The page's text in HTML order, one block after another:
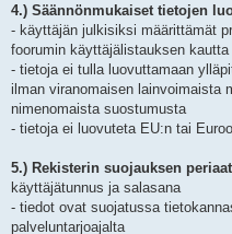
4.) Säännönmukaiset tietojen
- käyttäjän julkisiksi määrittämät
foorumin käyttäjälistauksen kautta
- tietoja ei tulla luovuttamaan
ilman viranomaisen lainvoimaista
nimenomaista suostumusta
- tietoja ei luovuteta EU:n tai
5.) Rekisterin suojauksen
käyttäjätunnus ja salasana
- tiedot ovat suojatussa
palveluntarjoajalta